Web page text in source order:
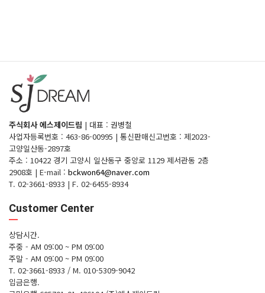
주식회사 에스제이드림 | 대표 : 권병철
사업자등록번호 : 463-86-00995 | 통신판매신고번호 : 제2023-
고양일산동-2897호
주소 : 10422 경기 고양시 일산동구 중앙로 1129 제서관동 2층
2908호 | E-mail : bckwon64@naver.com
T. 02-3661-8933 | F. 02-6455-8934
Customer Center
상담시간.
주중 - AM 09:00 ~ PM 09:00
주말 - AM 09:00 ~ PM 09:00
T. 02-3661-8933 / M. 010-5309-9042
입금은행.